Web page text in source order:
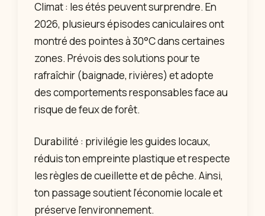
Climat : les étés peuvent surprendre. En
2026, plusieurs épisodes caniculaires ont
montré des pointes à 30°C dans certaines
zones. Prévois des solutions pour te
rafraîchir (baignade, rivières) et adopte
des comportements responsables face au
risque de feux de forêt.
Durabilité : privilégie les guides locaux,
réduis ton empreinte plastique et respecte
les règles de cueillette et de pêche. Ainsi,
ton passage soutient l’économie locale et
préserve l’environnement.